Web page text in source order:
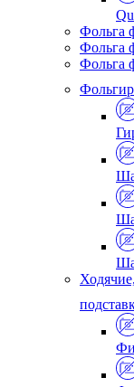
Фольга
Фольга
Фольга